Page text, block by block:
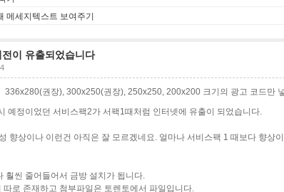
메세지텍스트 보여주기
이 유출되었습니다
336x280(권장), 300x250(권장), 250x250, 200x200 크기의 광고 코드만
예정이었던 서비스팩2가 서팩1때처럼 인터넷에 유출이 되었습니다.
향상이나 이런건 아직은 잘 모르겠네요. 얼마나 서비스팩 1 때보다 향상
훨씬 줄어들어서 금방 설치가 됩니다.
로 존재하고 첨부파일은 토렌토에서 파일입니다.